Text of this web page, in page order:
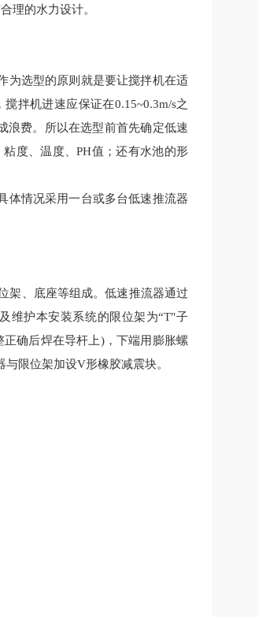
理的水力设计。
为选型的原则就是要让搅拌机在适
搅拌机进速应保证在0.15~0.3m/s之
浪费。所以在选型前首先确定低速
粘度、温度、PH值；还有水池的形
体情况采用一台或多台低速推流器
架、底座等组成。低速推流器通过
维护本安装系统的限位架为“T"子
确后焊在导杆上)，下端用膨胀螺
与限位架加设V形橡胶减震块。